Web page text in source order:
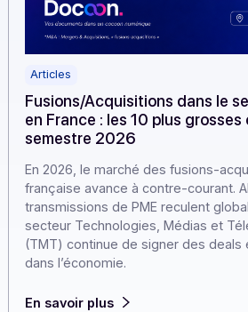
Articles
Fusions/Acquisitions dans
en France : les 10 plus
semestre 2026
En 2026, le marché des
française avance à contre-
secteur Technologies, Médias